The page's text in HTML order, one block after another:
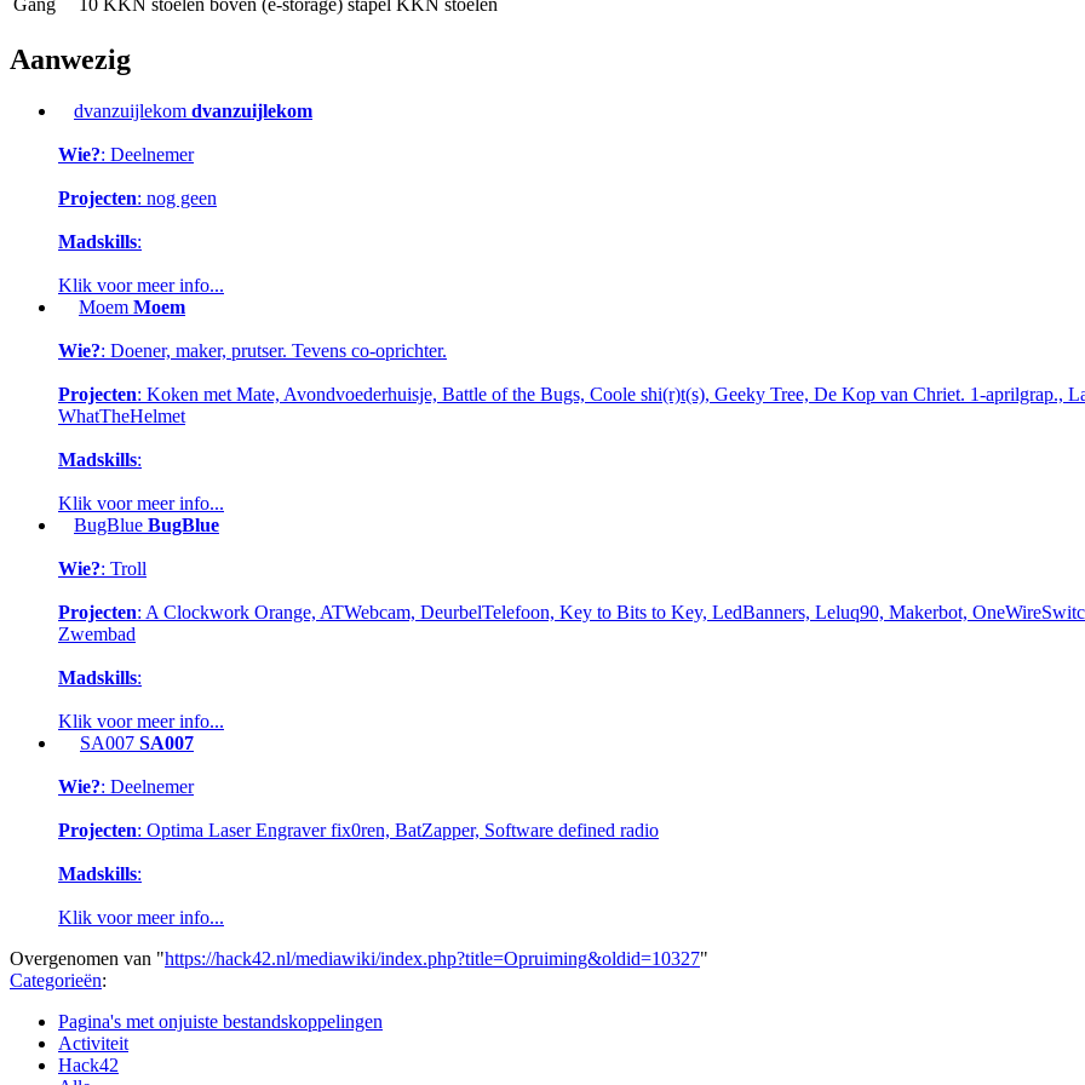
Gang
10 KKN stoelen boven (e-storage) stapel KKN stoelen
Aanwezig
dvanzuijlekom dvanzuijlekom
Wie?: Deelnemer
Projecten: nog geen
Madskills:
Klik voor meer info...
Moem Moem
Wie?: Doener, maker, prutser. Tevens co-oprichter.
Projecten: Koken met Mate, Avondvoederhuisje, Battle of the Bugs, Coole shi(r)t(s), Geeky Tree, De Kop van Chriet. 1-
WhatTheHelmet
Madskills:
Klik voor meer info...
BugBlue BugBlue
Wie?: Troll
Projecten: A Clockwork Orange, ATWebcam, DeurbelTelefoon, Key to Bits to Key, LedBanners, Leluq90, Makerbot,
Zwembad
Madskills:
Klik voor meer info...
SA007 SA007
Wie?: Deelnemer
Projecten: Optima Laser Engraver fix0ren, BatZapper, Software defined radio
Madskills:
Klik voor meer info...
Overgenomen van "https://hack42.nl/mediawiki/index.php?title=Opruiming&oldid=10327"
Categorieën:
Pagina's met onjuiste bestandskoppelingen
Activiteit
Hack42